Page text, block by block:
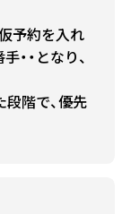
予約を入れ
・・となり、
階で、優先